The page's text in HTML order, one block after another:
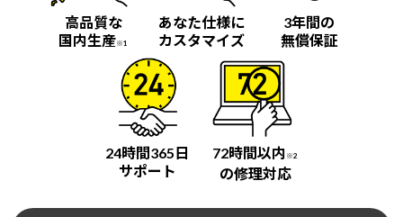
高品質な
国内生産※1
あなた仕様に
カスタマイズ
3年間の
無償保証
24時間365日
サポート
72時間以内 ※2
の修理対応